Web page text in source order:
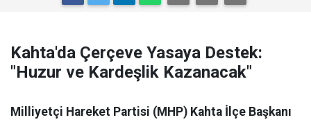
Kahta'da Çerçeve Yasaya Destek:
"Huzur ve Kardeşlik Kazanacak"
Milliyetçi Hareket Partisi (MHP) Kahta İlçe Başkanı